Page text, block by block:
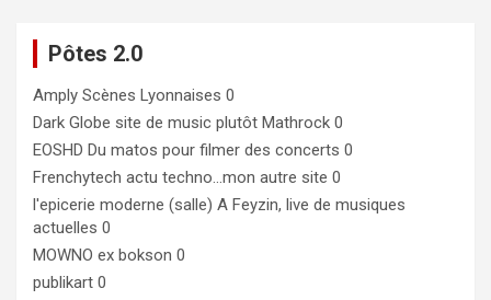
Pôtes 2.0
Amply Scènes Lyonnaises 0
Dark Globe site de music plutôt Mathrock 0
EOSHD Du matos pour filmer des concerts 0
Frenchytech actu techno…mon autre site 0
l'epicerie moderne (salle) A Feyzin, live de musiques
actuelles 0
MOWNO ex bokson 0
publikart 0